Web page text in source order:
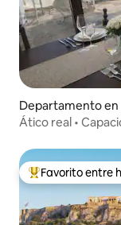
Departamento en
Ático real •
De los mejores
Favorito entre